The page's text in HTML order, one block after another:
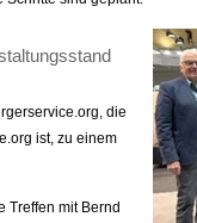
die
ist, zu einem
Treffen mit Bernd